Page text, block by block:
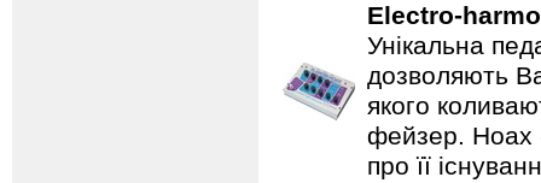
Electro-
Унікальна
дозволяють
якого
фейзер. Hoax
про її